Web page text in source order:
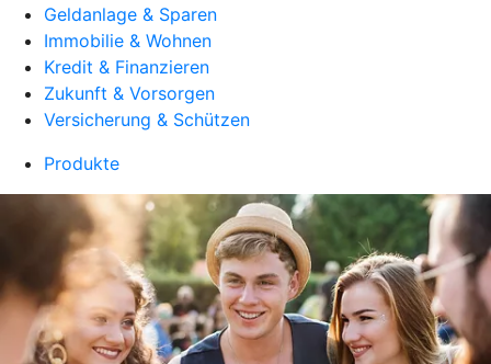
Geldanlage & Sparen
Immobilie & Wohnen
Kredit & Finanzieren
Zukunft & Vorsorgen
Versicherung & Schützen
Produkte